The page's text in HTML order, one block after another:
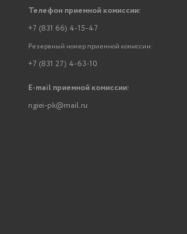
Телефон приемной комиссии:
+7 (831 66) 4-15-47
Резервный номер приемной комиссии:
+7 (831 27) 4-63-10
E-mail приемной комиссии:
ngiei-pk@mail.ru